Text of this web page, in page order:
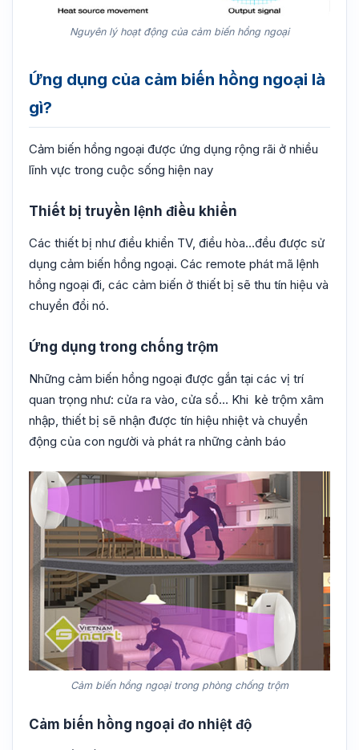
Nguyên lý hoạt động của cảm biến hồng ngoại
Ứng dụng của cảm biến hồng ngoại là
gì?
Cảm biến hồng ngoại được ứng dụng rộng rãi ở nhiều
lĩnh vực trong cuộc sống hiện nay
Thiết bị truyền lệnh điều khiển
Các thiết bị như điều khiển TV, điều hòa…đều được sử
dụng cảm biến hồng ngoại. Các remote phát mã lệnh
hồng ngoại đi, các cảm biến ở thiết bị sẽ thu tín hiệu và
chuyển đổi nó.
Ứng dụng trong chống trộm
Những cảm biến hồng ngoại được gắn tại các vị trí
quan trọng như: cửa ra vào, cửa sổ… Khi kẻ trộm xâm
nhập, thiết bị sẽ nhận được tín hiệu nhiệt và chuyển
động của con người và phát ra những cảnh báo
Cảm biến hồng ngoại trong phòng chống trộm
Cảm biến hồng ngoại đo nhiệt độ